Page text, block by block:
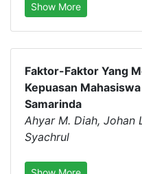
Show More
Faktor-Faktor Yang
Kepuasan
Samarinda
Ahyar M. Diah, Johan
Syachrul